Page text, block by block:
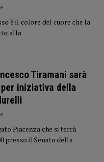
è il colore del cuore che la
alla
Tiramani sarà
iniziativa della
Piacenza che si terrà
presso il Senato della